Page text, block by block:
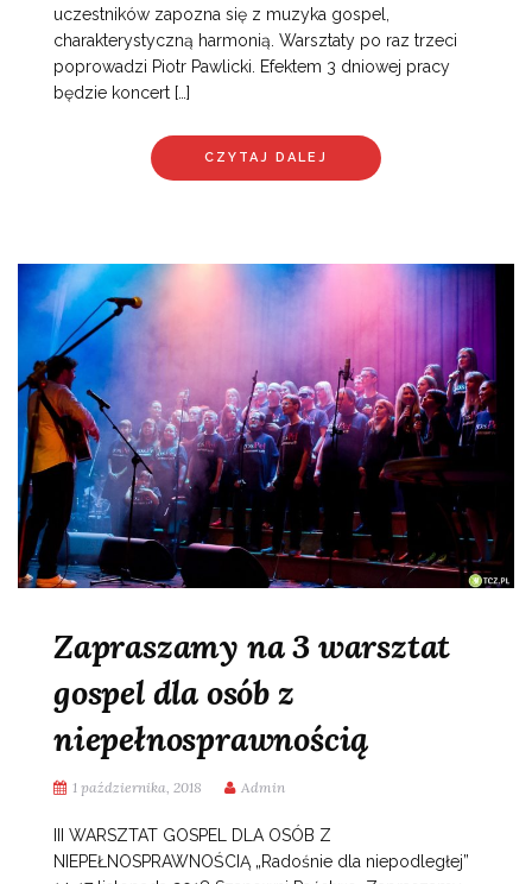
uczestników zapozna się z muzyka gospel,
charakterystyczną harmonią. Warsztaty po raz trzeci
poprowadzi Piotr Pawlicki. Efektem 3 dniowej pracy
będzie koncert […]
CZYTAJ DALEJ
Zapraszamy na 3 warsztat
gospel dla osób z
niepełnosprawnością
1 października, 2018 Admin
III WARSZTAT GOSPEL DLA OSÓB Z
NIEPEŁNOSPRAWNOŚCIĄ „Radośnie dla niepodległej”